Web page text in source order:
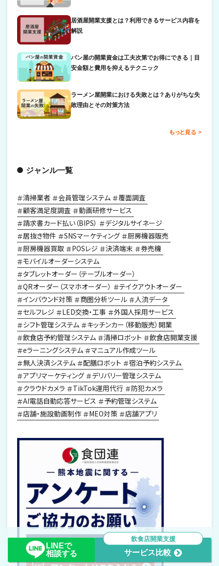
居酒屋開業支援とは？利用できるサービス内容を
解説
パン屋の開業資金は工夫次第でお得にできる｜目
安金額と費用を抑えるテクニック
ラーメン屋開業における失敗とは？ありがちな失
敗理由とその対策方法
もっと見る
ジャンル一覧
清掃業者 会員管理システム
覆面調査
顧客満足度調査
動画研修サービス
請求書カード払い（BIPS）
デジタルサイネージ
居抜き物件
SNSマーケティング
厨房機器販売
厨房機器買取
POSレジ 決済端末
券売機
モバイルオーダーシステム
タブレットオーダー（テーブルオーダー）
QRオーダー（スマホオーダー）
テイクアウトオーダー
インバウンド対策
商圏分析ツール
人流データ
セルフレジ
LED交換・工事
外国人採用サービス
シフト管理システム
キッチンカー（移動販売）開業
飲食店予約管理システム
清掃ロボット
飲食店開業支援
eラーニングシステム
マニュアル作成ツール
無人決済システム
配膳ロボット
宿泊予約システム
アプリマーケティング
デリバリー管理システム
クラウドカメラ
TikTok運用代行
防犯カメラ
AI電話自動応答サービス
予約管理システム
店舗・施設動画制作
MEO対策 店舗アプリ
LINEで
相談する
飲食店開業支援
サービス比較